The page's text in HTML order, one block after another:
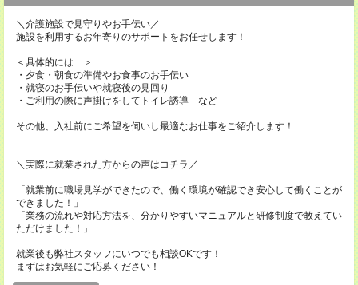
＼介護施設で見守りやお手伝い／
施設を利用するお年寄りのサポートをお任せします！
＜具体的には…＞
・夕食・朝食の準備やお食事のお手伝い
・就寝のお手伝いや就寝後の見回り
・ご利用の際に声掛けをしてトイレ誘導 など
その他、入社前にご希望を伺いし最適なお仕事をご紹介します！
＼実際に就業された方からの声はコチラ／
「就業前に職場見学ができたので、働く環境が確認でき安心して働くことが
できました！」
「業務の流れや対応方法を、分かりやすいマニュアルと研修制度で教えてい
ただけました！」
就業後も弊社スタッフにいつでも相談OKです！
まずはお気軽にご応募ください！